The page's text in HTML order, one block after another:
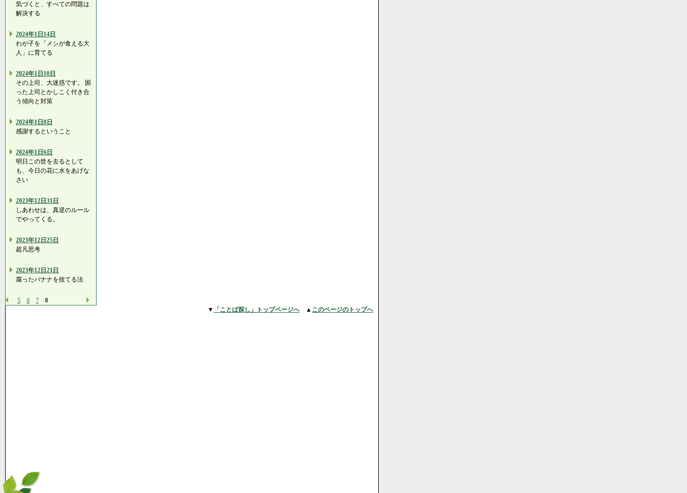
気づくと、すべての問題は
解決する
2024年1日14日
わが子を「メシが食える大
人」に育てる
2024年1日10日
その上司、大迷惑です。 困
った上司とかしこく付き合
う傾向と対策
2024年1日8日
感謝するということ
2024年1日6日
明日この世を去るとして
も、今日の花に水をあげな
さい
2023年12日31日
しあわせは、真逆のルール
でやってくる。
2023年12日25日
超凡思考
2023年12日21日
腐ったバナナを捨てる法
5 6 7 8
▼ 「ことば探し」トップページへ▲ このページのトップへ